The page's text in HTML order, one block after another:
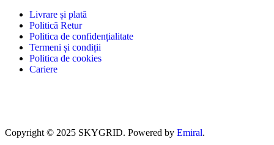
Livrare și plată
Politică Retur
Politica de confidențialitate
Termeni și condiții
Politica de cookies
Cariere
Copyright © 2025 SKYGRID. Powered by Emiral.